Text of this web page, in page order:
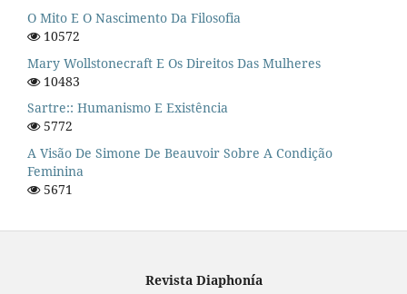
O Mito E O Nascimento Da Filosofia
10572
Mary Wollstonecraft E Os Direitos Das Mulheres
10483
Sartre:: Humanismo E Existência
5772
A Visão De Simone De Beauvoir Sobre A Condição
Feminina
5671
Revista Diaphonía